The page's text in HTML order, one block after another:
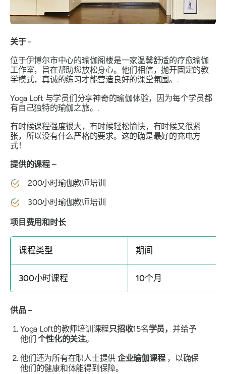
关于 -
位于伊博尔市中心的瑜伽阁楼是一家温馨舒适的疗愈瑜伽
工作室，旨在帮助您放松身心。他们相信，抛开固定的教
学模式，真诚的练习才能营造良好的课堂氛围。.
Yoga Loft 与学员们分享神奇的瑜伽体验，因为每个学员都
有自己独特的瑜伽之旅。.
有时候课程强度很大，有时候轻松愉快，有时候又很紧
张，所以没有什么严格的要求。这的确是最好的充电方
式！
提供的课程 –
200小时瑜伽教师培训
300小时瑜伽教师培训
项目费用和时长
课程类型 期间
300小时课程 10个月
供品 –
Yoga Loft的教师培训课程只招收15名学员，并给予
他们 个性化的关注。
他们还为所有在职人士提供 企业瑜伽课程，以确保
他们的健康和体能得到保障。